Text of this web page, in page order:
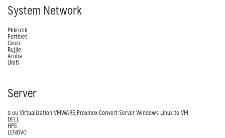
System Network
Mikrotik
Fortinet
Cisco
Rujjie
Aruba
Unifi
Server
ระบบ Virtualization VMWARE,Proxmox Convert Server Windows Linux to VM
DELL
HPE
LENOVO